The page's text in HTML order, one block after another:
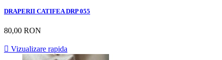
DRAPERII CATIFEA DRP 055
80,00 RON
 Vizualizare rapida